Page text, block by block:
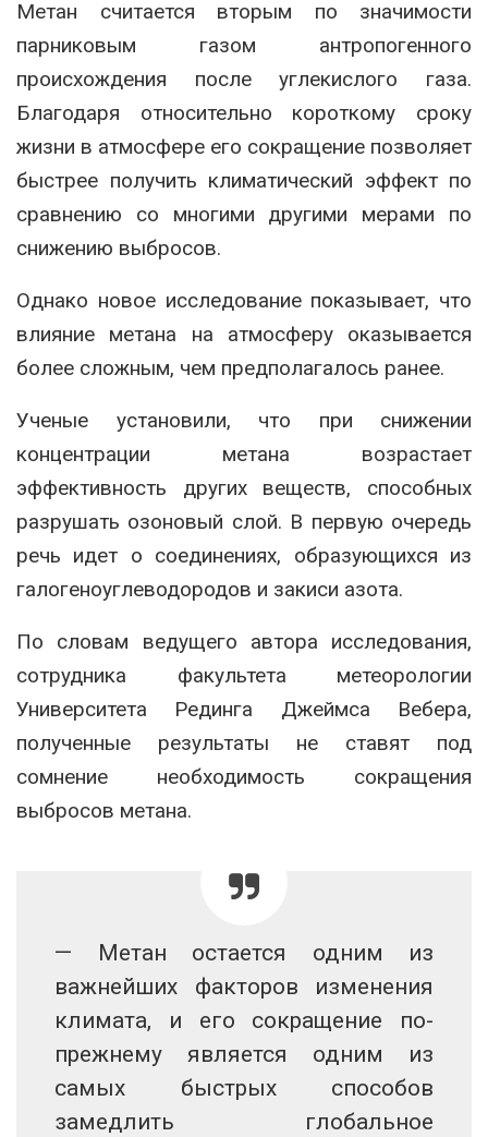
Метан считается вторым по значимости
парниковым газом антропогенного
происхождения после углекислого газа.
Благодаря относительно короткому сроку
жизни в атмосфере его сокращение позволяет
быстрее получить климатический эффект по
сравнению со многими другими мерами по
снижению выбросов.
Однако новое исследование показывает, что
влияние метана на атмосферу оказывается
более сложным, чем предполагалось ранее.
Ученые установили, что при снижении
концентрации метана возрастает
эффективность других веществ, способных
разрушать озоновый слой. В первую очередь
речь идет о соединениях, образующихся из
галогеноуглеводородов и закиси азота.
По словам ведущего автора исследования,
сотрудника факультета метеорологии
Университета Рединга Джеймса Вебера,
полученные результаты не ставят под
сомнение необходимость сокращения
выбросов метана.
— Метан остается одним из
важнейших факторов изменения
климата, и его сокращение по-
прежнему является одним из
самых быстрых способов
замедлить глобальное